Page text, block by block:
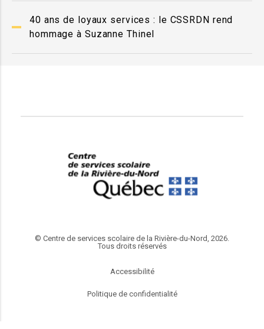
40 ans de loyaux services : le CSSRDN rend
hommage à Suzanne Thinel
© Centre de services scolaire de la Rivière-du-Nord, 2026.
Tous droits réservés
Accessibilité
Politique de confidentialité